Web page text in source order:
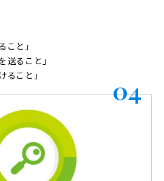
こと」
送ること」
ること」
04